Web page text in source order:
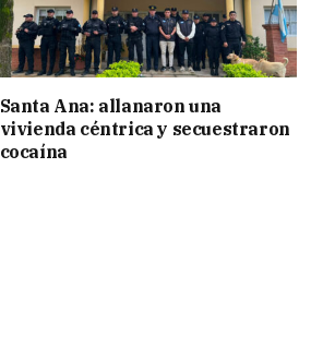
Santa Ana: allanaron una
vivienda céntrica y secuestraron
cocaína